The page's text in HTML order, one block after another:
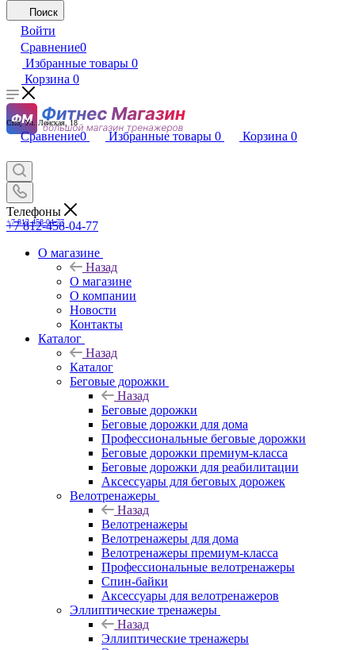
Поиск
Войти
Сравнение0
Избранные товары 0
Корзина 0
Спб, Ул. Ленская, 18
Сравнение0 Избранные товары 0 Корзина 0
+7 812-458-04-77
Телефоны
+7 812-458-04-77
О магазине
Назад
О магазине
О компании
Новости
Контакты
Каталог
Назад
Каталог
Беговые дорожки
Назад
Беговые дорожки
Беговые дорожки для дома
Профессиональные беговые дорожки
Беговые дорожки премиум-класса
Беговые дорожки для реабилитации
Аксессуары для беговых дорожек
Велотренажеры
Назад
Велотренажеры
Велотренажеры для дома
Велотренажеры премиум-класса
Профессиональные велотренажеры
Спин-байки
Аксессуары для велотренажеров
Эллиптические тренажеры
Назад
Эллиптические тренажеры